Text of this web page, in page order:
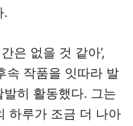
.
은 없을 것 같아’,
속 작품을 잇따라 발
히 활동했다. 그는
하루가 조금 더 나아